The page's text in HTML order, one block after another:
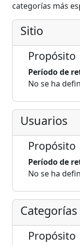
categorías más
Sitio
Propósito
Período de
No se ha
Usuarios
Propósito
Período de
No se ha
Propósito